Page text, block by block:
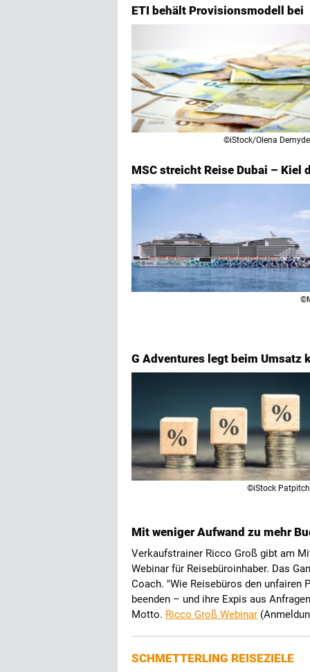
ETI behält Provisionsmodell bei
©iStock/Olena
MSC streicht Reise Dubai – Kiel
G Adventures legt beim Umsatz
©iStock
Mit weniger Aufwand zu mehr
Verkaufstrainer Ricco Groß gibt am
Webinar für Reisebüroinhaber. Das
Coach. "Wie Reisebüros den unfairen
beenden – und ihre Expis aus
Motto. Ricco Groß Webinar
SCHMETTERLING REISEZIELE